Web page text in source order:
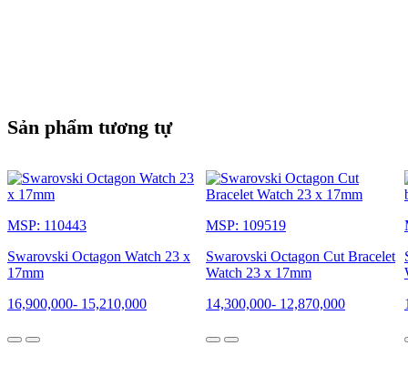
Sản phẩm tương tự
MSP: 110443
Swarovski Octagon Watch 23 x
17mm
16,900,000- 15,210,000
MSP: 109519
Swarovski Octagon Cut Bracelet
Watch 23 x 17mm
14,300,000- 12,870,000